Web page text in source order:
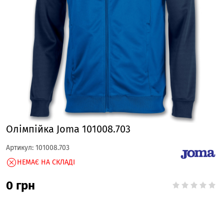
Олімпійка Joma 101008.703
Артикул: 101008.703
НЕМАЄ НА СКЛАДІ
0 грн